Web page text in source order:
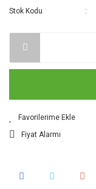
Stok Kodu
Fiyat Alarmı